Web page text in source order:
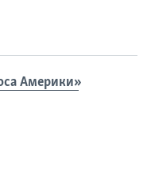
Америки»